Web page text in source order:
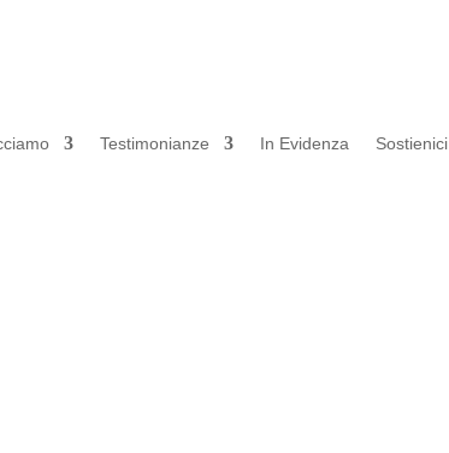
Testimonianze In Evidenza Sostienici